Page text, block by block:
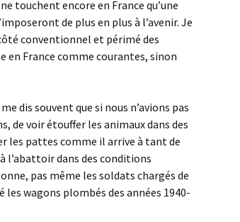
touchent encore en France qu’une
de plus en plus à l’avenir. Je
conventionnel et périmé des
en France comme courantes, sinon
dis souvent que si nous n’avions pas
de voir étouffer les animaux dans des
les pattes comme il arrive à tant de
l’abattoir dans des conditions
pas même les soldats chargés de
les wagons plombés des années 1940-